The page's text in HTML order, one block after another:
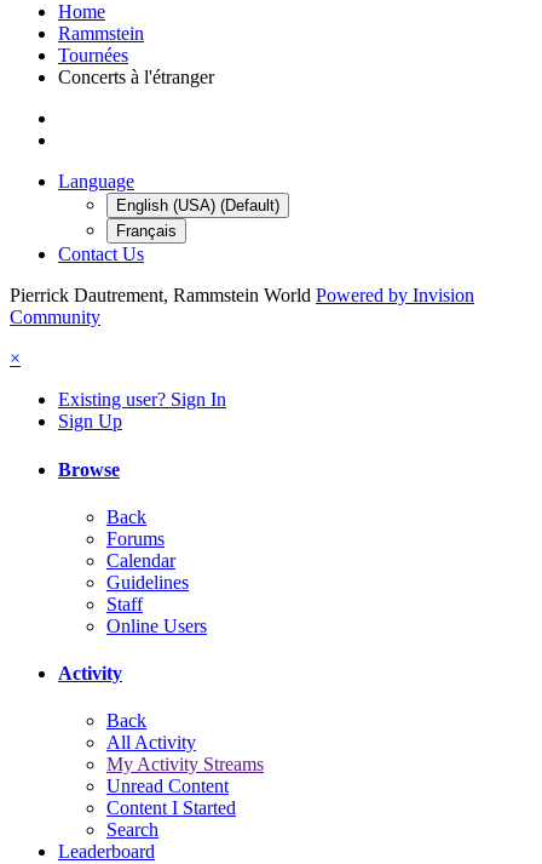
Home
Rammstein
Tournées
Concerts à l'étranger
Language
English (USA) (Default)
Français
Contact Us
Pierrick Dautrement, Rammstein World Powered by Invision
Community
×
Existing user? Sign In
Sign Up
Browse
Back
Forums
Calendar
Guidelines
Staff
Online Users
Activity
Back
All Activity
My Activity Streams
Unread Content
Content I Started
Search
Leaderboard